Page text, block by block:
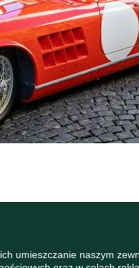
umieszczanie naszym